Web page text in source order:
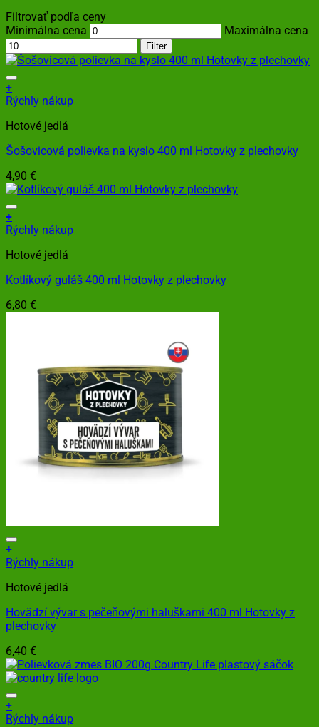
Filtrovať podľa ceny
Minimálna cena
Maximálna cena
Filter
+
Rýchly nákup
Hotové jedlá
Šošovicová polievka na kyslo 400 ml Hotovky z plechovky
4,90 €
+
Rýchly nákup
Hotové jedlá
Kotlíkový guláš 400 ml Hotovky z plechovky
6,80 €
+
Rýchly nákup
Hotové jedlá
Hovädzí vývar s pečeňovými haluškami 400 ml Hotovky z
plechovky
6,40 €
+
Rýchly nákup